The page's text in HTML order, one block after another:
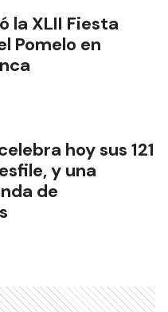
la XLII Fiesta
Pomelo en
hoy sus 121
y una
de